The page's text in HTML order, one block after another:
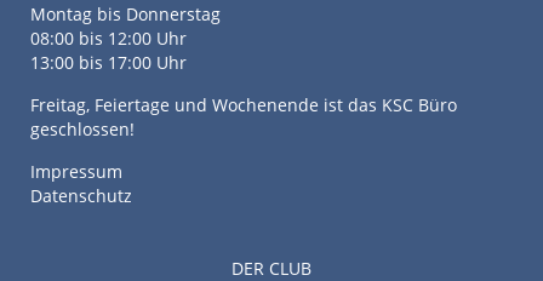
Montag bis Donnerstag
08:00 bis 12:00 Uhr
13:00 bis 17:00 Uhr
Freitag, Feiertage und Wochenende ist das KSC Büro
geschlossen!
Impressum
Datenschutz
DER CLUB